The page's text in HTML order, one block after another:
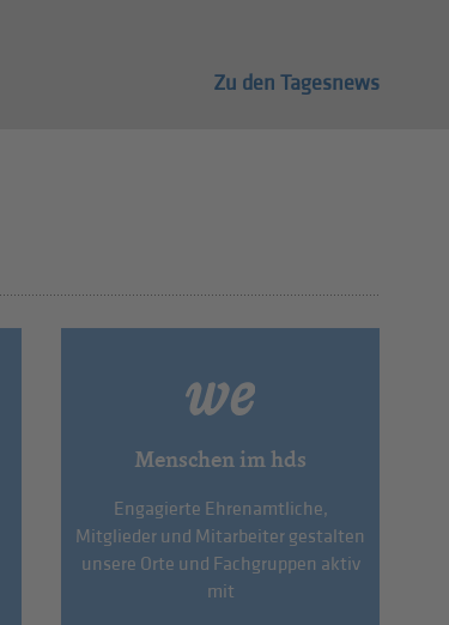
Zu den Tagesnews
Menschen im hds
Engagierte Ehrenamtliche,
Mitglieder und Mitarbeiter gestalten
unsere Orte und Fachgruppen aktiv
mit